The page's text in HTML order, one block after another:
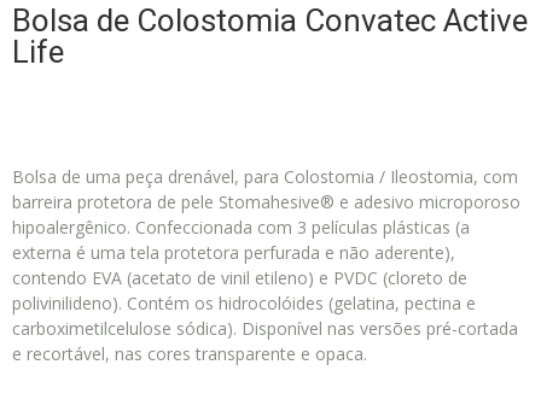
Bolsa de Colostomia Convatec Active
Life
Bolsa de uma peça drenável, para Colostomia / Ileostomia, com
barreira protetora de pele Stomahesive® e adesivo microporoso
hipoalergênico. Confeccionada com 3 películas plásticas (a
externa é uma tela protetora perfurada e não aderente),
contendo EVA (acetato de vinil etileno) e PVDC (cloreto de
polivinilideno). Contém os hidrocolóides (gelatina, pectina e
carboximetilcelulose sódica). Disponível nas versões pré-cortada
e recortável, nas cores transparente e opaca.